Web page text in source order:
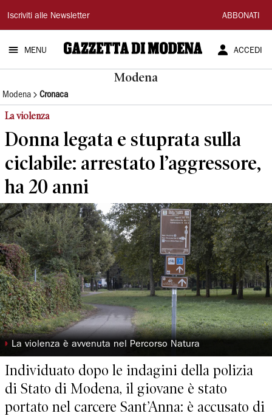
Gazzetta
di
Modena
Iscriviti alle Newsletter ABBONATI
MENU ACCEDI
Modena
Modena Cronaca
La violenza
Donna legata e stuprata sulla
ciclabile: arrestato l’aggressore,
ha 20 anni
◗ La violenza è avvenuta nel Percorso Natura
Individuato dopo le indagini della polizia
di Stato di Modena, il giovane è stato
portato nel carcere Sant’Anna: è accusato di